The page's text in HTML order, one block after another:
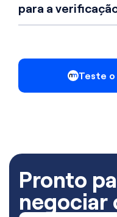
para a
Teste o
Pronto
negociar